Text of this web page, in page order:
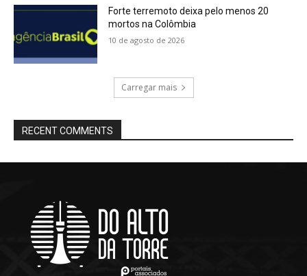
Forte terremoto deixa pelo menos 20
mortos na Colômbia
10 de agosto de 2026
Carregar mais
RECENT COMMENTS